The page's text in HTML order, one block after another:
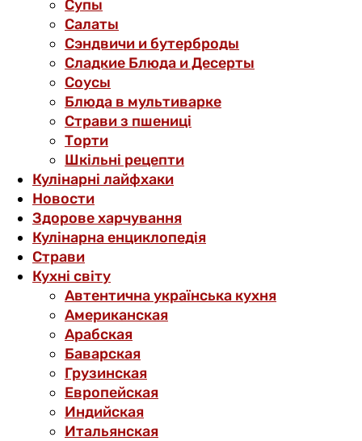
Супы
Салаты
Сэндвичи и бутерброды
Сладкие Блюда и Десерты
Соусы
Блюда в мультиварке
Страви з пшениці
Торти
Шкільні рецепти
Кулінарні лайфхаки
Новости
Здорове харчування
Кулінарна енциклопедія
Страви
Кухні світу
Автентична українська кухня
Американская
Арабская
Баварская
Грузинская
Европейская
Индийская
Итальянская